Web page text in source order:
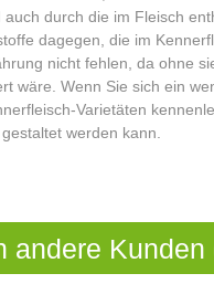
durch die im Fleisch
dagegen, die im
nicht fehlen, da ohne
wäre. Wenn Sie sich ein
Varietäten
gestaltet werden kann.
andere Kunden